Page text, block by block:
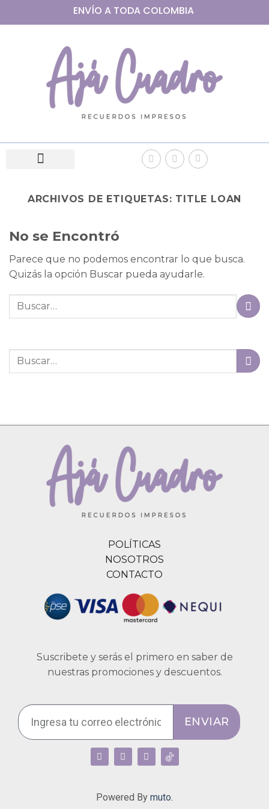
ENVÍO A TODA COLOMBIA
ARCHIVOS DE ETIQUETAS: TITLE LOAN
No se Encontró
Parece que no podemos encontrar lo que busca.
Quizás la opción Buscar pueda ayudarle.
POLÍTICAS
NOSOTROS
CONTACTO
Suscribete y serás el primero en saber de
nuestras promociones y descuentos.
ENVIAR
Powered By muto.